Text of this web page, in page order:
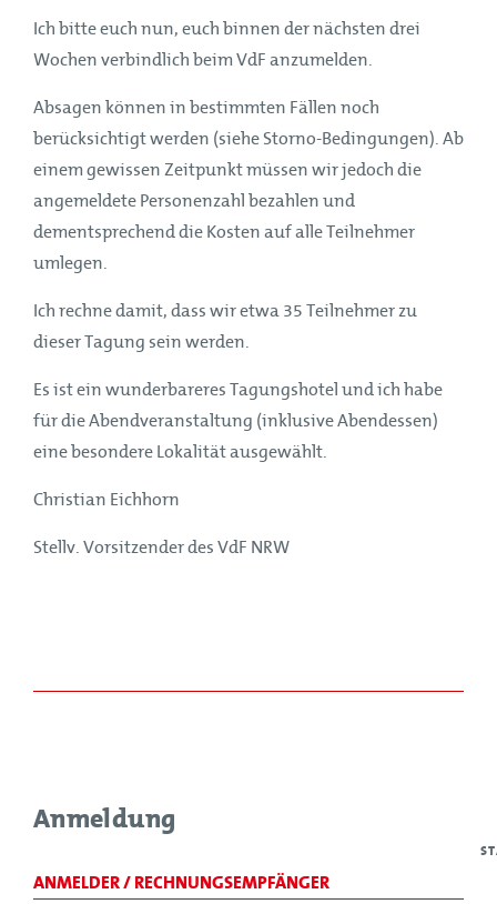
Ich bitte euch nun, euch binnen der nächsten drei
Wochen verbindlich beim VdF anzumelden.
Absagen können in bestimmten Fällen noch
berücksichtigt werden (siehe Storno-Bedingungen). Ab
einem gewissen Zeitpunkt müssen wir jedoch die
angemeldete Personenzahl bezahlen und
dementsprechend die Kosten auf alle Teilnehmer
umlegen.
Ich rechne damit, dass wir etwa 35 Teilnehmer zu
dieser Tagung sein werden.
Es ist ein wunderbareres Tagungshotel und ich habe
für die Abendveranstaltung (inklusive Abendessen)
eine besondere Lokalität ausgewählt.
Christian Eichhorn
Stellv. Vorsitzender des VdF NRW
Anmeldung
ANMELDER / RECHNUNGSEMPFÄNGER